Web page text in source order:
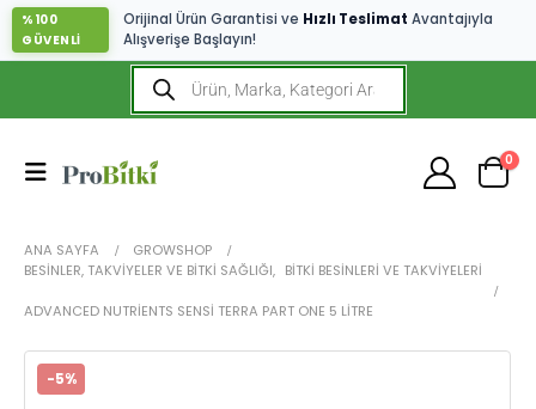
%100
GÜVENLİ
Orijinal Ürün Garantisi ve Hızlı Teslimat Avantajıyla
Alışverişe Başlayın!
0
ANA SAYFA
GROWSHOP
BESINLER, TAKVIYELER VE BITKI SAĞLIĞI, BITKI BESINLERI VE TAKVIYELERI
ADVANCED NUTRIENTS SENSI TERRA PART ONE 5 LITRE
-5%